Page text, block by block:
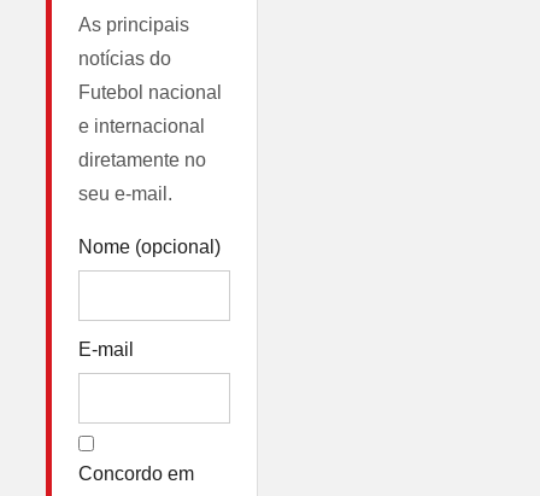
As principais
notícias do
Futebol nacional
e internacional
diretamente no
seu e-mail.
Nome (opcional)
E-mail
Concordo em